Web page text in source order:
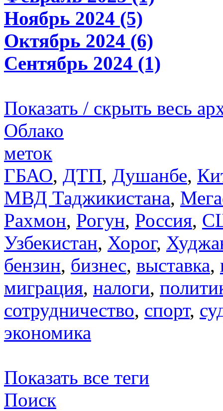
Ноябрь 2024 (5)
Октябрь 2024 (6)
Сентябрь 2024 (1)
Показать / скрыть весь
Облако
меток
ГБАО, ДТП, Душанбе,
МВД Таджикистана,
Рахмон, Рогун, Россия,
Узбекистан, Хорог,
бензин, бизнес, выставка,
миграция, налоги,
сотрудничество, спорт,
экономика
Показать все теги
Поиск